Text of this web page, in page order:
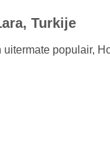
Turkije
populair,